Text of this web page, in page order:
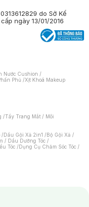
do Sở Kế
ngày 13/01/2016
Nước Cushion /
Phủ /Xịt Khoá Makeup
/Tẩy Trang Mắt / Môi
/Dầu Gội Xả 2in1 /Bộ Gội Xả /
/ Dầu Dưỡng Tóc /
Tóc /Dụng Cụ Chăm Sóc Tóc /